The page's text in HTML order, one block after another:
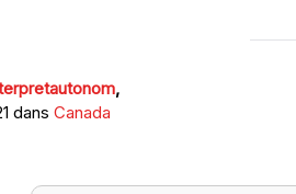
,
dans Canada